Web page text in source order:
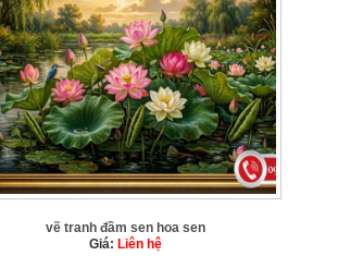
vẽ tranh đầm sen hoa sen
Giá: Liên hệ